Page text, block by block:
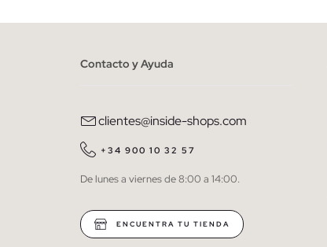
Contacto y Ayuda
clientes@inside-shops.com
+34 900 10 32 57
De lunes a viernes de 8:00 a 14:00.
ENCUENTRA TU TIENDA